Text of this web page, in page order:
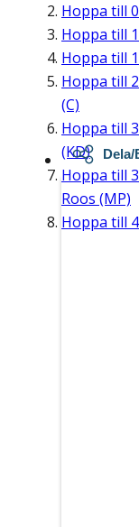
Hoppa till
Hoppa till
Hoppa till
Hoppa till
(C)
Hoppa till
(KD)
Hoppa till
Roos (MP)
Hoppa till
Dela/